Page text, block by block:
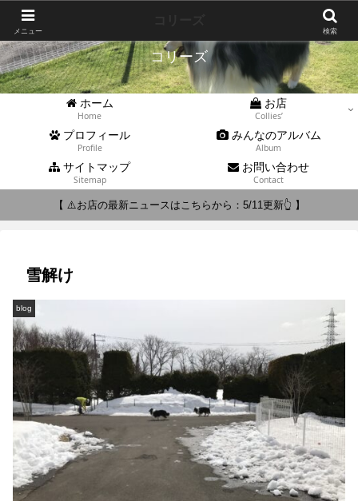
コリーズ
ホーム
Home
お店
Collies’
プロフィール
Profile
みんなのアルバム
Album
サイトマップ
Sitemap
お問い合わせ
Contact
【 ⚠️お店の最新ニュースはこちらから：5/11更新👆 】
雪解け
blog
メニュー 検索